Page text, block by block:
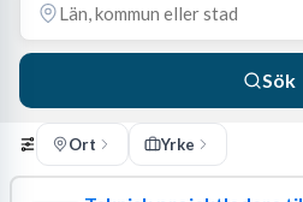
Sök
Ort Yrke